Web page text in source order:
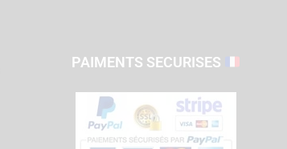
PAIMENTS SECURISES